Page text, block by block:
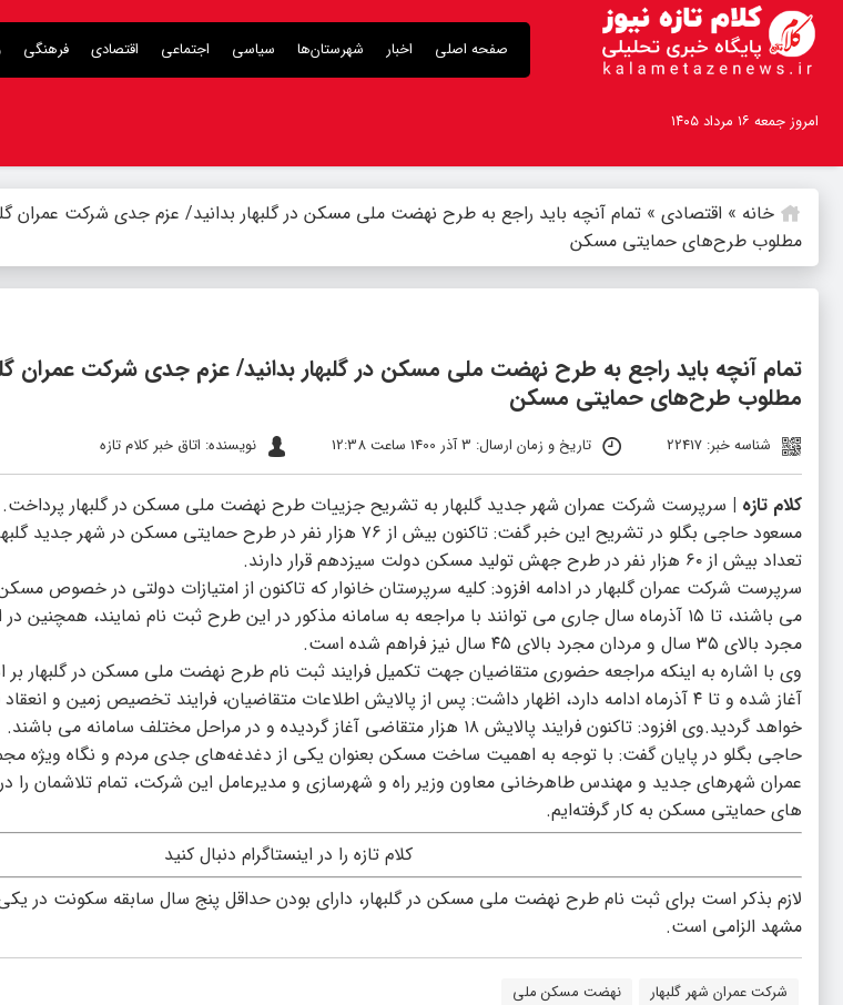
صفحه اصلی اخبار شهرستان‌ها سیاسی اجتماعی اقتصادی فرهنگی
امروز جمعه ۱۶ مرداد ۱۴۰۵
خانه » اقتصادی » تمام آنچه باید راجع به طرح نهضت ملی مسکن در گلبهار بدانید/ عزم جدی شرکت عمران
مطلوب طرح‌های حمایتی مسکن
تمام آنچه باید راجع به طرح نهضت ملی مسکن در گلبهار بدانید/ عزم جدی شرکت عمران
مطلوب طرح‌های حمایتی مسکن
شناسه خبر: 22417 تاریخ و زمان ارسال: 3 آذر 1400 ساعت 12:38 نویسنده: اتاق خبر کلام تازه
کلام تازه | سرپرست شرکت عمران شهر جدید گلبهار به تشریح جزییات طرح نهضت ملی مسکن در گلبهار پرداخت.
مسعود حاجی بگلو در تشریح این خبر گفت: تاکنون بیش از ۷۶ هزار نفر در طرح حمایتی
تعداد بیش از ۶۰ هزار نفر در طرح جهش تولید مسکن دولت سیزدهم قرار دارند.
سرپرست شرکت عمران گلبهار در ادامه افزود: کلیه سرپرستان خانوار که تاکنون از امتیازات دولتی در خصوص
می باشند، تا ۱۵ آذرماه سال جاری می توانند با مراجعه به سامانه مذکور در این طرح ثبت نام نمایند،
مجرد بالای ۳۵ سال و مردان مجرد بالای ۴۵ سال نیز فراهم شده است.
آغاز شده و تا ۴ آذرماه ادامه دارد، اظهار داشت: پس از پالایش اطلاعات متقاضیان، فرایند تخصیص زمین و
خواهد گردید.وی افزود: تاکنون فرایند پالایش ۱۸ هزار متقاضی آغاز گردیده و در مراحل مختلف سامانه می باشند.
حاجی بگلو در پایان گفت: با توجه به اهمیت ساخت مسکن بعنوان یکی از دغدغه‌های جدی مردم و نگاه ویژه
عمران شهرهای جدید و مهندس طاهرخانی معاون وزیر راه و شهرسازی و مدیرعامل این شرکت، تمام تلاشمان
های حمایتی مسکن به کار گرفته‌ایم.
کلام تازه را در اینستاگرام دنبال کنید
لازم بذکر است برای ثبت نام طرح نهضت ملی مسکن در گلبهار، دارای بودن حداقل پنج سال سابقه سکونت در یکی
مشهد الزامی است.
شرکت عمران شهر گلبهار نهضت مسکن ملی